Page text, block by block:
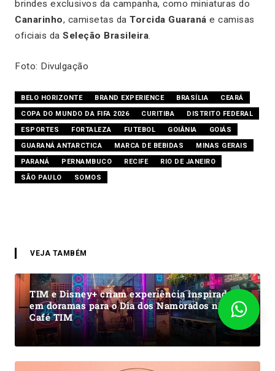
brindes exclusivos da campanha, como miniaturas do
Canarinho, camisetas da Torcida Guaraná e camisas
oficiais da Seleção Brasileira.
Foto: Divulgação
BELO HORIZONTE BRAND EXPERIENCE BRASÍLIA
CEARÁ
COPA DO MUNDO DA FIFA 2026
CURITIBA
DISTRITO FEDERAL
ESPORTES
FORTALEZA FUTEBOL GOIÂNIA
GOIÁS
GUARANÁ ANTARCTICA
MARCA DE BEBIDAS
MINAS GERAIS
PARANÁ
PERNAMBUCO RECIFE
RIO DE JANEIRO
SÃO PAULO
SOMOS
VEJA TAMBÉM
TIM e Disney+ criam experiência inspirada
em doramas para o Dia dos Namorados no
Café TIM